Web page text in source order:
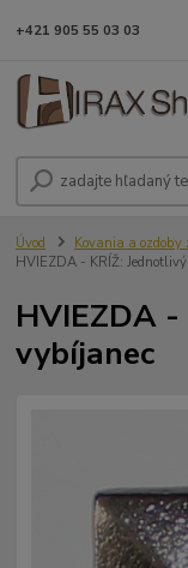
+421 905 55 03 03
Úvod Kovania a ozdoby
HVIEZDA - KRÍŽ:
HVIEZDA
vybíjanec